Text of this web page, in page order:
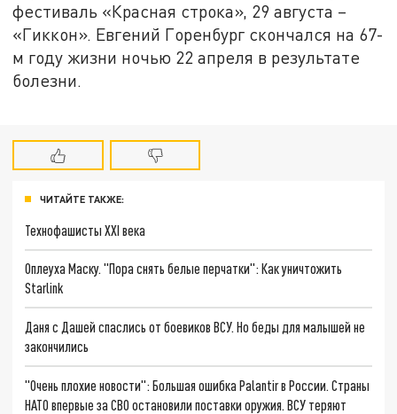
фестиваль «Красная строка», 29 августа –
«Гиккон». Евгений Горенбург скончался на 67-
м году жизни ночью 22 апреля в результате
болезни.
ЧИТАЙТЕ ТАКЖЕ:
Технофашисты XXI века
Оплеуха Маску. "Пора снять белые перчатки": Как уничтожить
Starlink
Даня с Дашей спаслись от боевиков ВСУ. Но беды для малышей не
закончились
"Очень плохие новости": Большая ошибка Palantir в России. Страны
НАТО впервые за СВО остановили поставки оружия. ВСУ теряют